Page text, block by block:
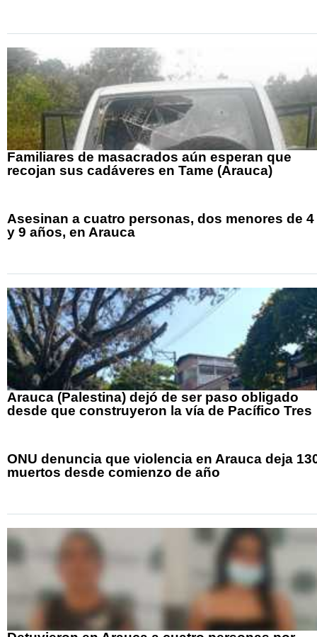
Familiares de masacrados aún esperan que
recojan sus cadáveres en Tame (Arauca)
Asesinan a cuatro personas, dos menores de 4
y 9 años, en Arauca
Arauca (Palestina) dejó de ser paso obligado
desde que construyeron la vía de Pacífico Tres
ONU denuncia que violencia en Arauca deja
muertos desde comienzo de año